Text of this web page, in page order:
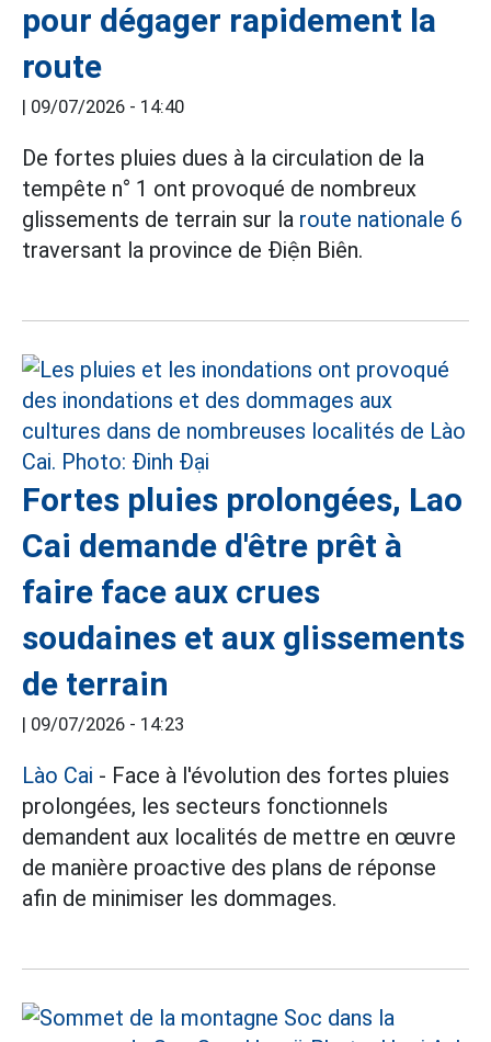
pour dégager rapidement la
route
09/07/2026 - 14:40
De fortes pluies dues à la circulation de la
tempête n° 1 ont provoqué de nombreux
glissements de terrain sur la route nationale 6
traversant la province de Điện Biên.
Fortes pluies prolongées, Lao
Cai demande d'être prêt à
faire face aux crues
soudaines et aux glissements
de terrain
09/07/2026 - 14:23
Lào Cai - Face à l'évolution des fortes pluies
prolongées, les secteurs fonctionnels
demandent aux localités de mettre en œuvre
de manière proactive des plans de réponse
afin de minimiser les dommages.